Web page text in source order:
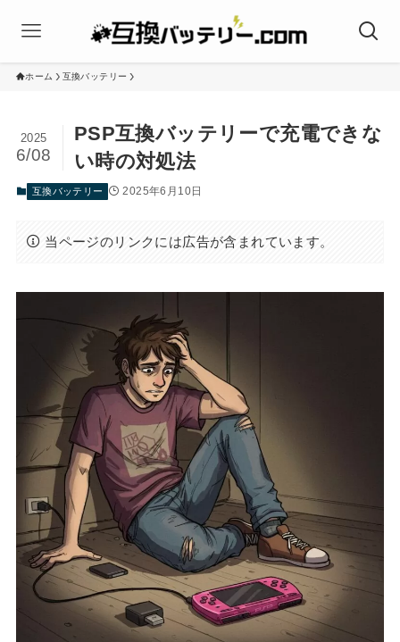
ホーム 互換バッテリー
PSP互換バッテリーで充電できな
い時の対処法
2025
6/08
互換バッテリー 2025年6月10日
当ページのリンクには広告が含まれています。